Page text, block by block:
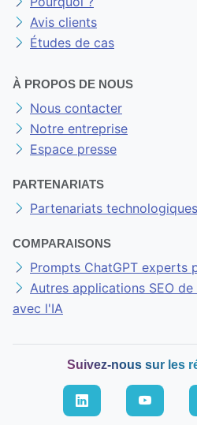
Avis clients
Études de cas
À PROPOS DE NOUS
Nous contacter
Notre entreprise
Espace presse
PARTENARIATS
Partenariats technologiques
COMPARAISONS
Prompts ChatGPT experts
Autres applications SEO
avec l'IA
Suivez-nous sur les